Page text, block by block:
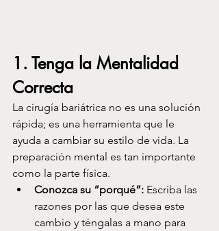
1. Tenga la Mentalidad
Correcta
La cirugía bariátrica no es una solución
rápida; es una herramienta que le
ayuda a cambiar su estilo de vida. La
preparación mental es tan importante
como la parte física.
Conozca su “porqué”: Escriba las
razones por las que desea este
cambio y téngalas a mano para